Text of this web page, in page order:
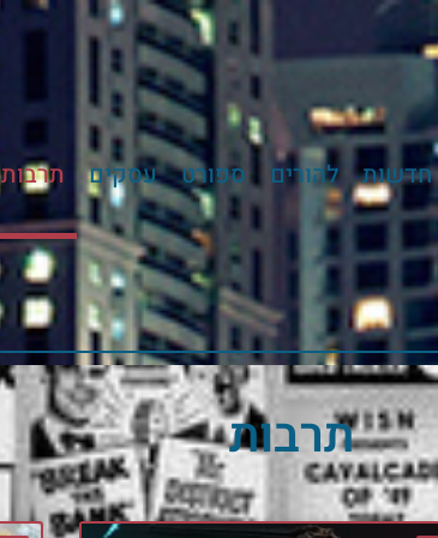
חדשות להורים ספורט עסקים תרבות
תרבות